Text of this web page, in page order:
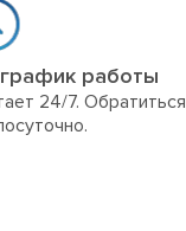
работы
24/7. Обратиться